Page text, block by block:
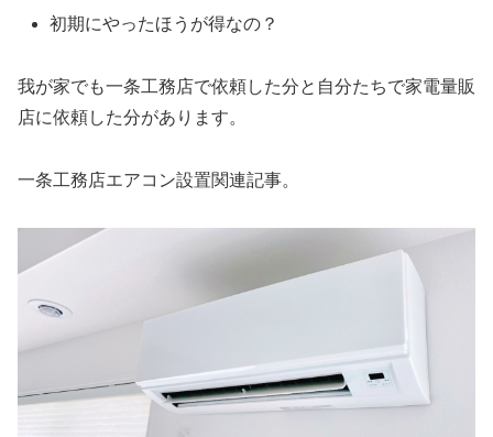
初期にやったほうが得なの？
我が家でも一条工務店で依頼した分と自分たちで家電量販
店に依頼した分があります。
一条工務店エアコン設置関連記事。